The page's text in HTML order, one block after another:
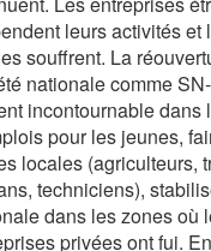
leurs activités et
souffrent. La
nationale comme
incontournable dans
pour les jeunes,
locales (agriculteurs,
techniciens),
dans les zones où
privées ont fui.